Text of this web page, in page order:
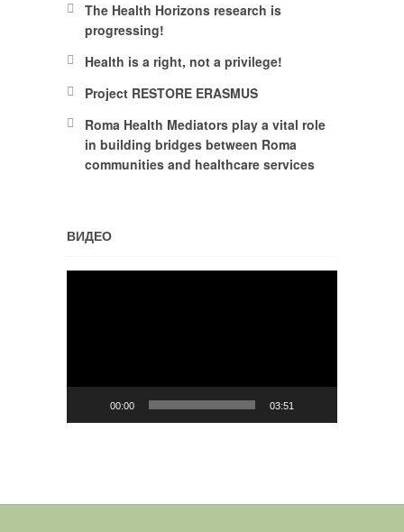
The Health Horizons research is
progressing!
Health is a right, not a privilege!
Project RESTORE ERASMUS
Roma Health Mediators play a vital role
in building bridges between Roma
communities and healthcare services
ВИДЕО
00:00 03:51